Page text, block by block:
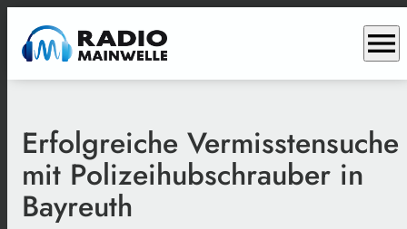
menu
Erfolgreiche Vermisstensuche
mit Polizeihubschrauber in
Bayreuth